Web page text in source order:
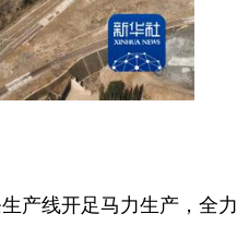
产线开足马力生产，全力